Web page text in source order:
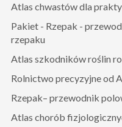
Atlas chwastów dla
Pakiet - Rzepak -
rzepaku
Atlas szkodników roślin
Rolnictwo precyzyjne od
Rzepak– przewodnik
Atlas chorób